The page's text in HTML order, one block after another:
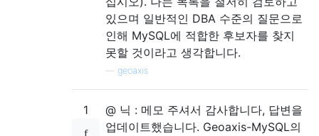
있으며 일반적인 DBA 수준의 질문으로
인해 MySQL에 적합한 후보자를 찾지
못할 것이라고 생각합니다.
geoaxis
1
@ 닉 : 메모 주셔서 감사합니다, 답변을
업데이트했습니다. Geoaxis-MySQL의